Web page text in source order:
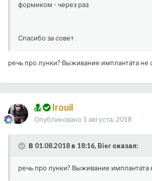
формиком - через раз
Спасибо за совет
речь про лунки? Выживание имплантата не
Irouil
Опубликовано 1 августа, 2018
В 01.08.2018 в 18:16, Bier сказал:
речь про лунки? Выживание имплантата